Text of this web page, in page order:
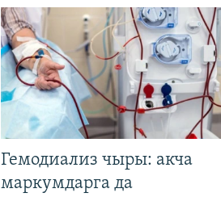
Гемодиализ чыры: акча
маркумдарга да